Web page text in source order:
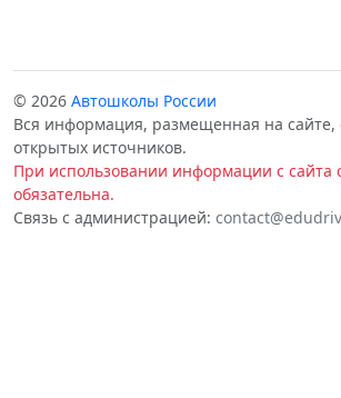
© 2026 Автошколы России
Вся информация, размещенная на сайте,
открытых источников.
При использовании информации с сайта
обязательна.
Связь с администрацией: